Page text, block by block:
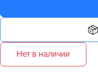
Нет в наличии